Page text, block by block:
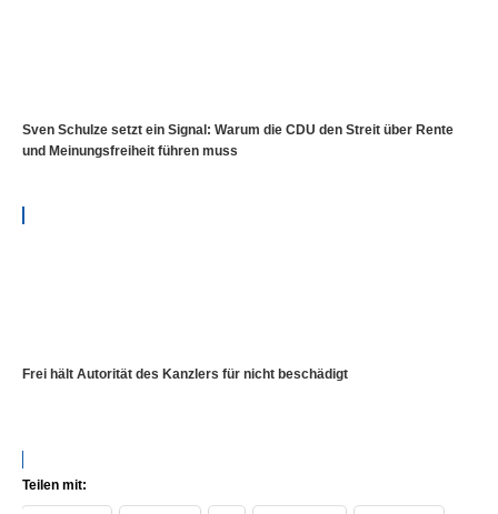
Sven Schulze setzt ein Signal: Warum die CDU den Streit über Rente
und Meinungsfreiheit führen muss
Frei hält Autorität des Kanzlers für nicht beschädigt
Teilen mit: